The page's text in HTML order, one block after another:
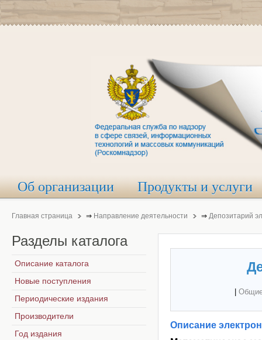
Об организации Продукты и услуги
Главная страница ⇒ Направление деятельности ⇒ Депозитарий
Описание
Разделы каталога
Описание каталога
Новые поступления
Периодические издания
Производители
Год издания